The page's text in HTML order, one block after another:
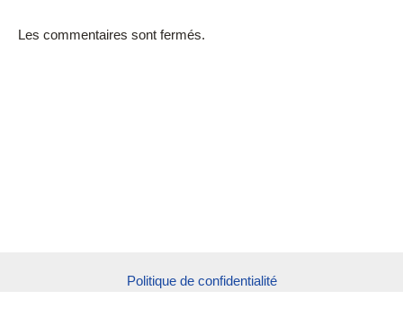
Les commentaires sont fermés.
Politique de confidentialité